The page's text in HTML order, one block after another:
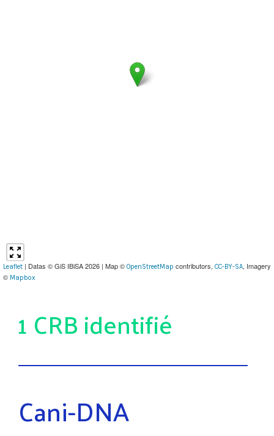
Leaflet | Datas © GiS IBiSA 2026 | Map © OpenStreetMap contributors, CC-BY-SA, Imagery
© Mapbox
1 CRB identifié
Cani-DNA